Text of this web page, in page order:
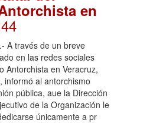
en
A través de un breve
en las redes sociales
Antorchista en Veracruz,
informó al antorchismo
pública, aue la Dirección
de la Organización le
únicamente a pr